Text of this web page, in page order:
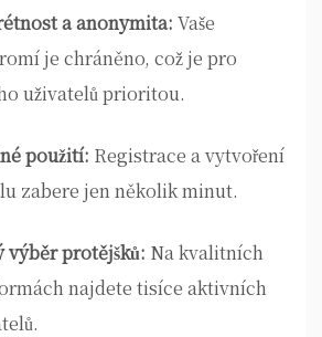
a anonymita: Vaše
je chráněno, což je pro
uživatelů prioritou.
použití: Registrace a vytvoření
zabere jen několik minut.
výběr protějšků: Na kvalitních
najdete tisíce aktivních